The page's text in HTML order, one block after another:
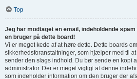
Top
Jeg har modtaget en email, indeholdende
en bruger på dette board!
Vi er meget kede af at høre dette. Dette boards
sikkerhedsforanstaltninger, som hjælper med til
sender den slags indhold. Du bør sende en kopi
administrator. Der er meget vigtigt at denne
som indeholder information om den bruger der